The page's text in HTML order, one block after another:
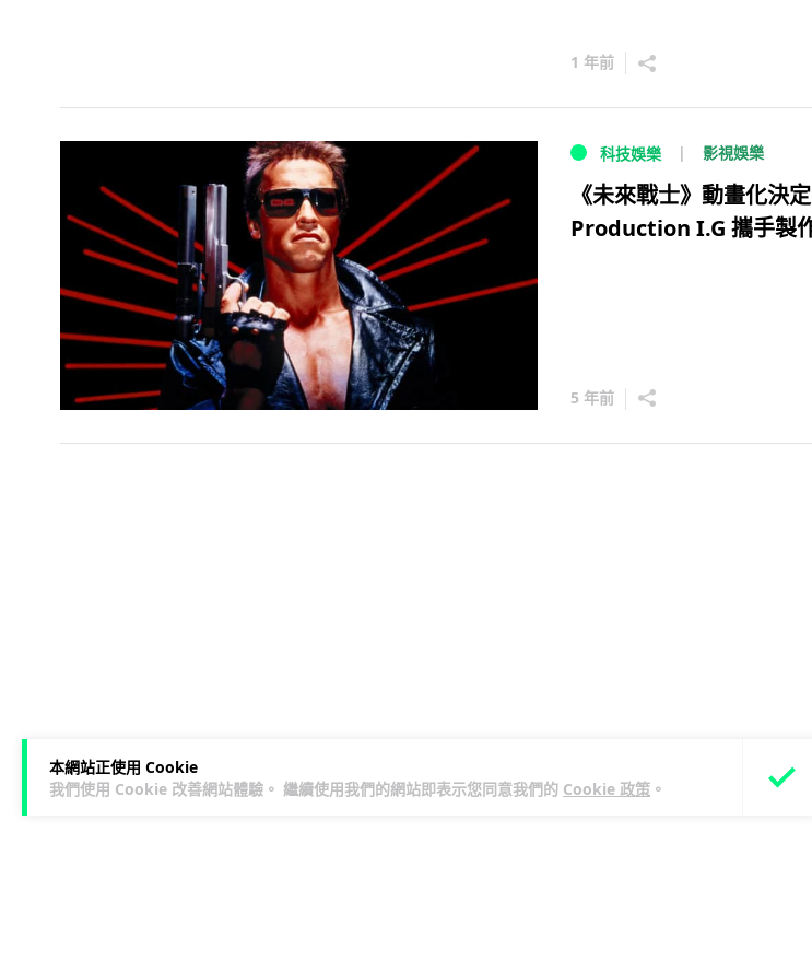
本網站正使用 Cookie
我們使用 Cookie 改善網站體驗。 繼續使用我們的網站即表示您同意我們的 Cookie 政策 。
1 年前
科技娛樂 影視娛樂
《未來戰士》動畫化
Production I.G 攜手製
5 年前